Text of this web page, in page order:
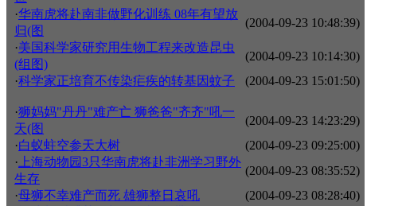
·华南虎将赴南非做野化训练 08年有望放
归(图
(2004-09-23 10:48:39)
·美国科学家研究用生物工程来改造昆虫
(组图)
(2004-09-23 10:14:30)
·科学家正培育不传染疟疾的转基因蚊子 (2004-09-23 15:01:50)
·狮妈妈"丹丹"难产亡 狮爸爸"齐齐"吼一
天(图
(2004-09-23 14:23:29)
·白蚁蛀空参天大树
(2004-09-23 09:25:00)
· 上海动物园3只华南虎将赴非洲学习野外
生存
(2004-09-23 08:35:52)
·母狮不幸难产而死 雄狮整日哀吼
(2004-09-23 08:28:40)